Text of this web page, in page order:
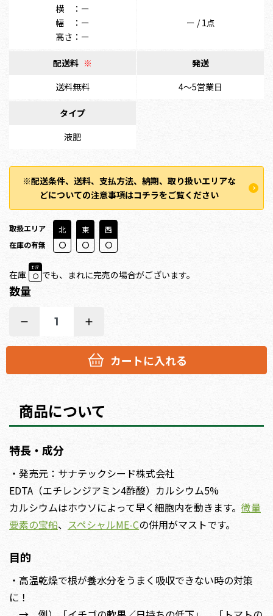
横 ：ー
幅 ：ー
高さ：ー
ー / 1点
配送料 ※
送料無料
発送
4〜5営業日
タイプ
液肥
※配送条件、送料、支払方法、納期、取り扱いエリアな
どについての注意事項はコチラをご覧ください
取扱エリア
在庫の有無
北 東 西
在庫
ｴﾘｱ
でも、まれに完売の場合がございます。
数量
1
カートに入れる
商品について
特長・成分
・発売元：サナテックシード株式会社
EDTA（エチレンジアミン4酢酸）カルシウム5%
カルシウムはホウソによって早く細胞内を動きます。 微量
要素の宝船、 スペシャルME-Cの併用がマストです。
目的
・高温乾燥で根が養水分をうまく吸収できない時の対策
に！